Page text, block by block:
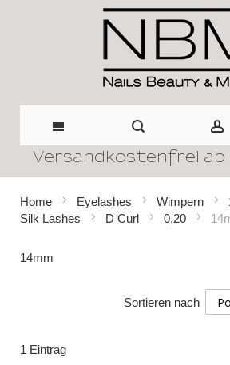
Direkt
Inhalt
Versandkostenfrei
Home Eyelashes Wimpern
Silk Lashes
D Curl 0,20
14mm
1 Eintrag
Sortieren nach